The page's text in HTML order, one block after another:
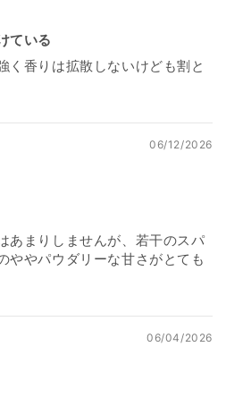
ている
く香りは拡散しないけども割と
06/12/2026
あまりしませんが、若干のスパ
ややパウダリーな甘さがとても
06/04/2026